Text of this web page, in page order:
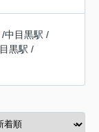
/中目黒駅 /
目黒駅 /